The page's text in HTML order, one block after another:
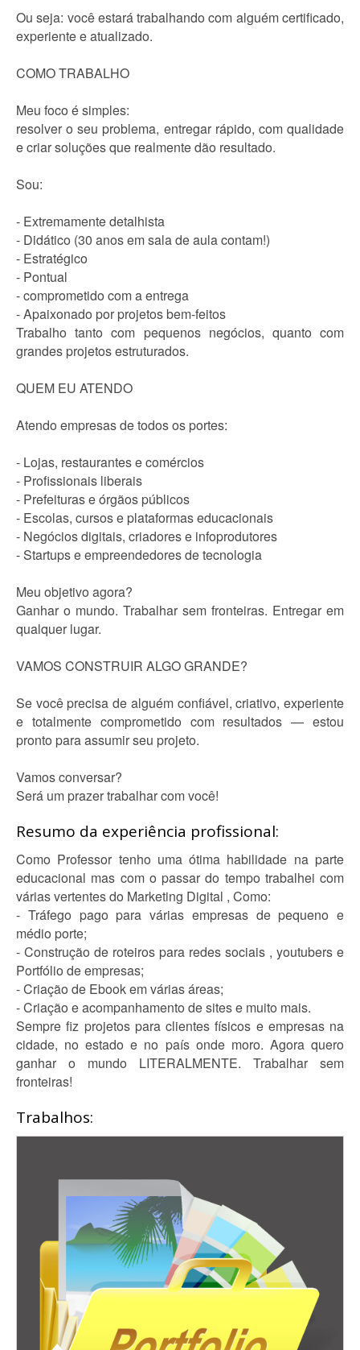
Ou seja: você estará trabalhando com alguém certificado,
experiente e atualizado.
COMO TRABALHO
Meu foco é simples:
resolver o seu problema, entregar rápido, com qualidade
e criar soluções que realmente dão resultado.
Sou:
- Extremamente detalhista
- Didático (30 anos em sala de aula contam!)
- Estratégico
- Pontual
- comprometido com a entrega
- Apaixonado por projetos bem-feitos
Trabalho tanto com pequenos negócios, quanto com
grandes projetos estruturados.
QUEM EU ATENDO
Atendo empresas de todos os portes:
- Lojas, restaurantes e comércios
- Profissionais liberais
- Prefeituras e órgãos públicos
- Escolas, cursos e plataformas educacionais
- Negócios digitais, criadores e infoprodutores
- Startups e empreendedores de tecnologia
Meu objetivo agora?
Ganhar o mundo. Trabalhar sem fronteiras. Entregar em
qualquer lugar.
VAMOS CONSTRUIR ALGO GRANDE?
Se você precisa de alguém confiável, criativo, experiente
e totalmente comprometido com resultados — estou
pronto para assumir seu projeto.
Vamos conversar?
Será um prazer trabalhar com você!
Resumo da experiência profissional:
Como Professor tenho uma ótima habilidade na parte
educacional mas com o passar do tempo trabalhei com
várias vertentes do Marketing Digital , Como:
- Tráfego pago para várias empresas de pequeno e
médio porte;
- Construção de roteiros para redes sociais , youtubers e
Portfólio de empresas;
- Criação de Ebook em várias áreas;
- Criação e acompanhamento de sites e muito mais.
Sempre fiz projetos para clientes físicos e empresas na
cidade, no estado e no país onde moro. Agora quero
ganhar o mundo LITERALMENTE. Trabalhar sem
fronteiras!
Trabalhos: